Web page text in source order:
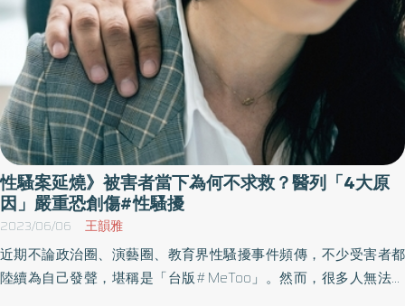
性騷案延燒》被害者當下為何不求救？醫列「4大原
因」嚴重恐創傷#性騷擾
2023/06/06 王韻雅
近期不論政治圈、演藝圈、教育界性騷擾事件頻傳，不少受害者都
陸續為自己發聲，堪稱是「台版#MeToo」。然而，很多人無法理